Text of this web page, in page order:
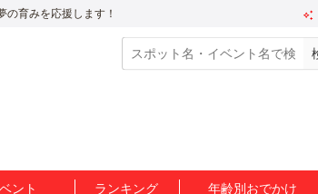
育みを応援します！
ント ランキング 年齢別おでかけ